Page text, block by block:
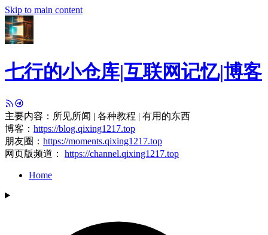
Skip to main content
七行的小仓库|互联网记忆|博客
主要内容：所见所闻 | 各种教程 | 有用的东西
博客： https://blog.qixing1217.top
朋友圈： https://moments.qixing1217.top
网页版频道： https://channel.qixing1217.top
Home